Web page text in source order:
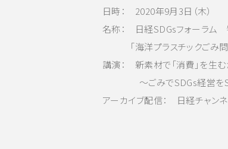
日時： 2020年9月3日（木）
名称： 日経SDGsフォーラム
「海洋プラスチックごみ問
講演： 新素材で「消費」を生む
～ごみでSDGs経営を
アーカイブ配信： 日経チャン